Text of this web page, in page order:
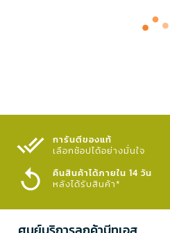
การันตีของแท้
เลือกช้อปได้อย่างมั่นใจ​
คืนสินค้าได้ภายใน 14 วัน
หลังได้รับสินค้า*